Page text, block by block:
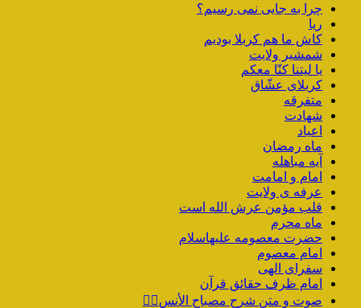
چرا به جایی نمی رسیم؟
ریا
کاش ما هم کربلا بودیم
شمشیر ولایت
یا لیتنا کنّا معکم
کربلای عشّاق
متفرقه
شهادت
اعیاد
ماه رمضان
آیه مباهله
امام و امامت
عرفه ی ولایت
قلب مؤمن عرش الله است
ماه محرم
حضرت معصومه علیهاسلام
امام معصوم
سفرای الهی
امام ظرف حقائق قرآن
صوت و متن شرح مصباح الأنس۲️⃣